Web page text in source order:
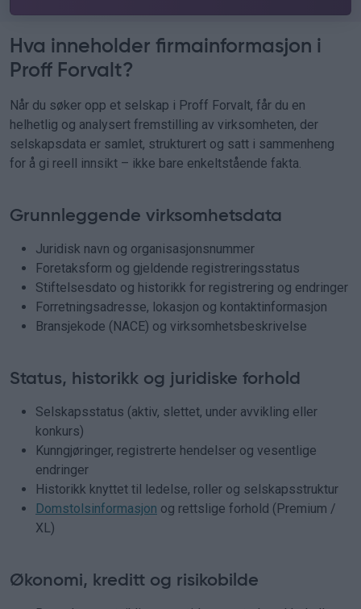
Hva inneholder firmainformasjon i
Proff Forvalt?
Når du søker opp et selskap i Proff Forvalt, får du en
helhetlig og analysert fremstilling av virksomheten, der
selskapsdata er samlet, strukturert og satt i sammenheng
for å gi reell innsikt – ikke bare enkeltstående fakta.
Grunnleggende virksomhetsdata
Juridisk navn og organisasjonsnummer
Foretaksform og gjeldende registreringsstatus
Stiftelsesdato og historikk for registrering og endringer
Forretningsadresse, lokasjon og kontaktinformasjon
Bransjekode (NACE) og virksomhetsbeskrivelse
Status, historikk og juridiske forhold
Selskapsstatus (aktiv, slettet, under avvikling eller
konkurs)
Kunngjøringer, registrerte hendelser og vesentlige
endringer
Historikk knyttet til ledelse, roller og selskapsstruktur
Domstolsinformasjon og rettslige forhold (Premium /
XL)
Økonomi, kreditt og risikobilde